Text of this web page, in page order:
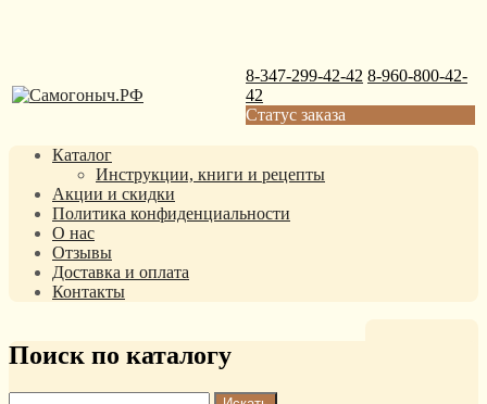
8-347-299-42-42 8-960-800-42-
42
Статус заказа
Каталог
Инструкции, книги и рецепты
Акции и скидки
Политика конфиденциальности
О нас
Отзывы
Доставка и оплата
Контакты
Поиск по каталогу